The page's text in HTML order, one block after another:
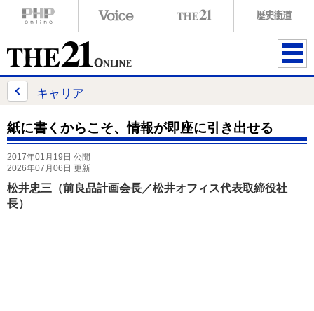
ME
キャリア
紙に書くからこそ、情報が即座に引き出せる
2017年01月19日 公開
2026年07月06日 更新
松井忠三（前良品計画会長／松井オフィス代表取締役社
長）